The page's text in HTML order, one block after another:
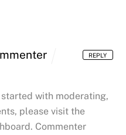
with moderating,
please visit the
Commenter
REPLY